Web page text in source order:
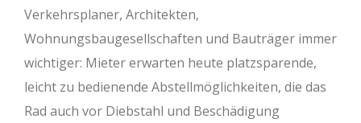
Verkehrsplaner, Architekten,
Wohnungsbaugesellschaften und Bauträger immer
wichtiger: Mieter erwarten heute platzsparende,
leicht zu bedienende Abstellmöglichkeiten, die das
Rad auch vor Diebstahl und Beschädigung